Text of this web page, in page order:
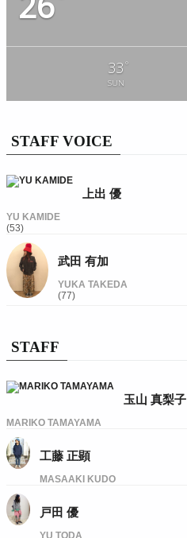
33 °
SUN
STAFF VOICE
上出 優
YU KAMIDE
(53)
武田 有加
YUKA TAKEDA
(77)
STAFF
玉山 真梨子
MARIKO TAMAYAMA
工藤 正顕
MASAAKI KUDO
戸田 優
YU TODA